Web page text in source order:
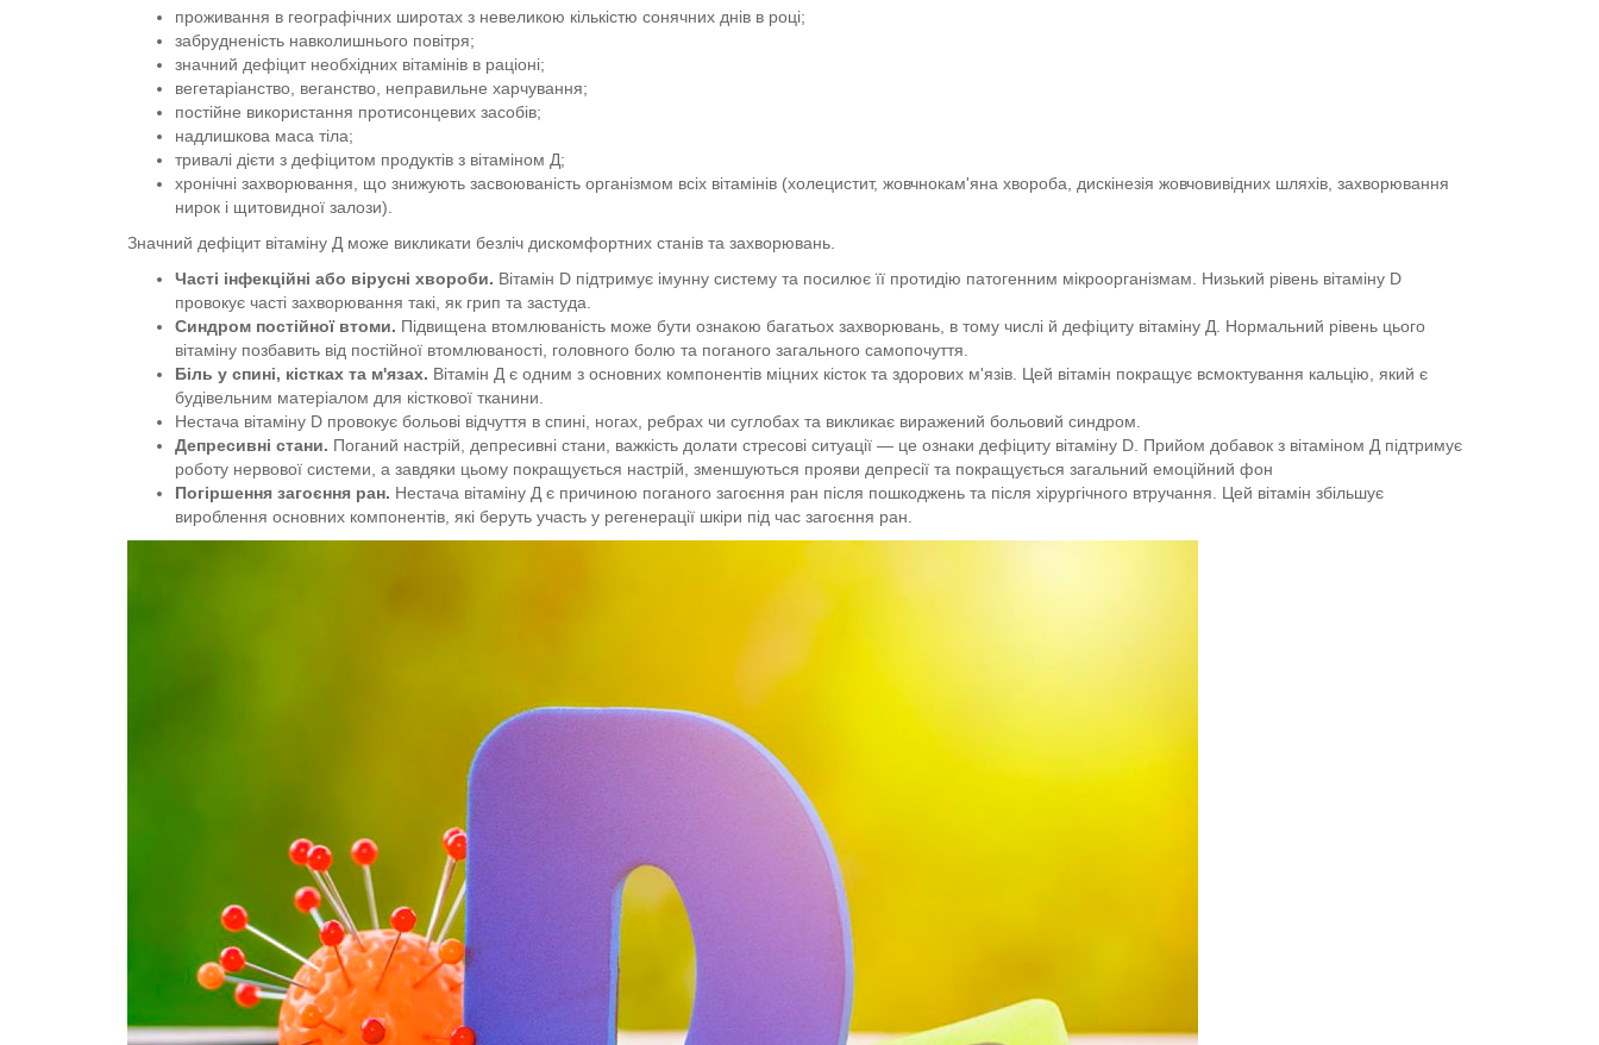
проживання в географічних широтах з невеликою кількістю сонячних днів в році;
забрудненість навколишнього повітря;
значний дефіцит необхідних вітамінів в раціоні;
вегетаріанство, веганство, неправильне харчування;
постійне використання протисонцевих засобів;
надлишкова маса тіла;
тривалі дієти з дефіцитом продуктів з вітаміном Д;
хронічні захворювання, що знижують засвоюваність організмом всіх вітамінів (холецистит, жовчнокам'яна хвороба, дискінезія жовчовивідних шляхів, захворювання
нирок і щитовидної залози).
Значний дефіцит вітаміну Д може викликати безліч дискомфортних станів та захворювань.
Часті інфекційні або вірусні хвороби. Вітамін D підтримує імунну систему та посилює її протидію патогенним мікроорганізмам. Низький рівень вітаміну D
провокує часті захворювання такі, як грип та застуда.
Синдром постійної втоми. Підвищена втомлюваність може бути ознакою багатьох захворювань, в тому числі й дефіциту вітаміну Д. Нормальний рівень цього
вітаміну позбавить від постійної втомлюваності, головного болю та поганого загального самопочуття.
Біль у спині, кістках та м'язах. Вітамін Д є одним з основних компонентів міцних кісток та здорових м'язів. Цей вітамін покращує всмоктування кальцію, який є
будівельним матеріалом для кісткової тканини.
Нестача вітаміну D провокує больові відчуття в спині, ногах, ребрах чи суглобах та викликає виражений больовий синдром.
Депресивні стани. Поганий настрій, депресивні стани, важкість долати стресові ситуації — це ознаки дефіциту вітаміну D. Прийом добавок з вітаміном Д підтримує
роботу нервової системи, а завдяки цьому покращується настрій, зменшуються прояви депресії та покращується загальний емоційний фон
Погіршення загоєння ран. Нестача вітаміну Д є причиною поганого загоєння ран після пошкоджень та після хірургічного втручання. Цей вітамін збільшує
вироблення основних компонентів, які беруть участь у регенерації шкіри під час загоєння ран.